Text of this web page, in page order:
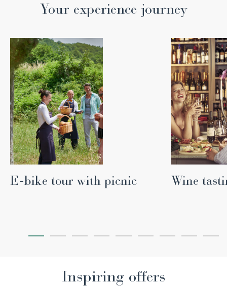
Your experience journey
E-bike tour with picnic Wine
Inspiring offers